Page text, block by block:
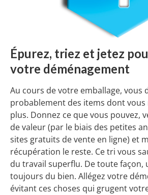
Épurez, triez et jetez
votre déménagement
Au cours de votre emballage, vous
probablement des items dont vous
plus. Donnez ce que vous pouvez,
de valeur (par le biais des petites
sites gratuits de vente en ligne) et
récupération le reste. Ce tri vous
du travail superflu. De toute façon,
toujours du bien. Allégez votre
évitant ces choses qui grugent